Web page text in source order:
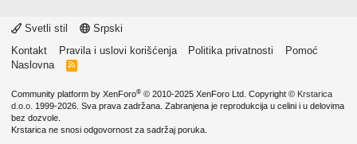
Svetli stil
Srpski
Kontakt
Pravila i uslovi korišćenja Politika privatnosti
Pomoć
Naslovna
R
Community platform by XenForo® © 2010-2025 XenForo Ltd. Copyright © Krstarica
d.o.o. 1999-2026. Sva prava zadržana. Zabranjena je reprodukcija u celini i u delovima
bez dozvole.
Krstarica ne snosi odgovornost za sadržaj poruka.